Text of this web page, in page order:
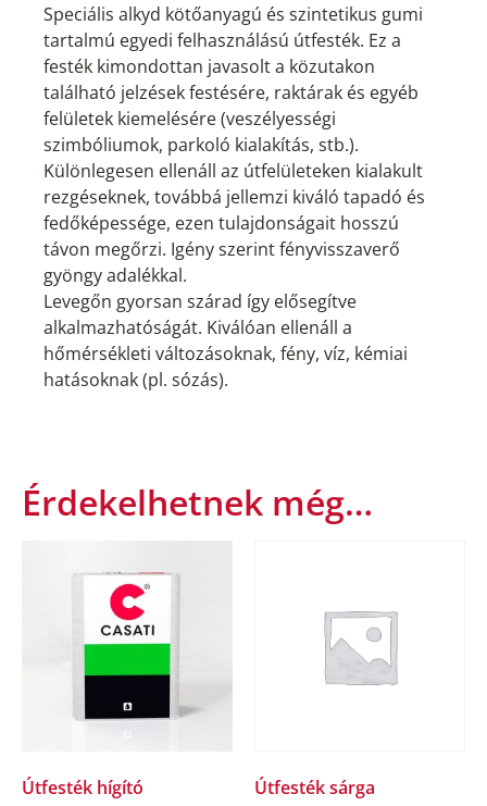
Speciális alkyd kötőanyagú és szintetikus gumi
tartalmú egyedi felhasználású útfesték. Ez a
festék kimondottan javasolt a közutakon
található jelzések festésére, raktárak és egyéb
felületek kiemelésére (veszélyességi
szimbóliumok, parkoló kialakítás, stb.).
Különlegesen ellenáll az útfelületeken kialakult
rezgéseknek, továbbá jellemzi kiváló tapadó és
fedőképessége, ezen tulajdonságait hosszú
távon megőrzi. Igény szerint fényvisszaverő
gyöngy adalékkal.
Levegőn gyorsan szárad így elősegítve
alkalmazhatóságát. Kiválóan ellenáll a
hőmérsékleti változásoknak, fény, víz, kémiai
hatásoknak (pl. sózás).
Érdekelhetnek még…
Útfesték hígító Útfesték sárga